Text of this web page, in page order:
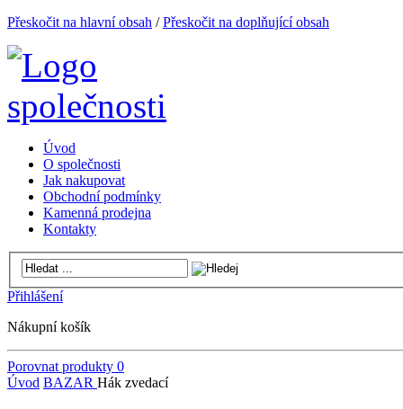
Přeskočit na hlavní obsah /Přeskočit na doplňující obsah
Úvod
O společnosti
Jak nakupovat
Obchodní podmínky
Kamenná prodejna
Kontakty
Přihlášení
Nákupní košík
Porovnat produkty 0
Úvod BAZAR Hák zvedací